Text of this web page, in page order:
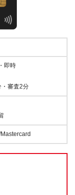
即時
審査2分